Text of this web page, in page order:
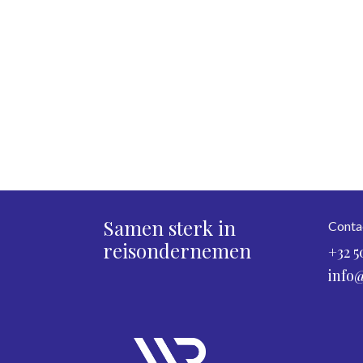
Samen sterk in
reisondernemen
+32